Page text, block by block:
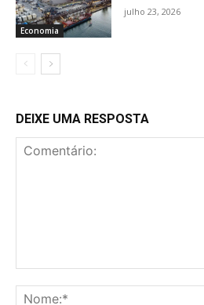
Economia
julho 23, 2026
DEIXE UMA RESPOSTA